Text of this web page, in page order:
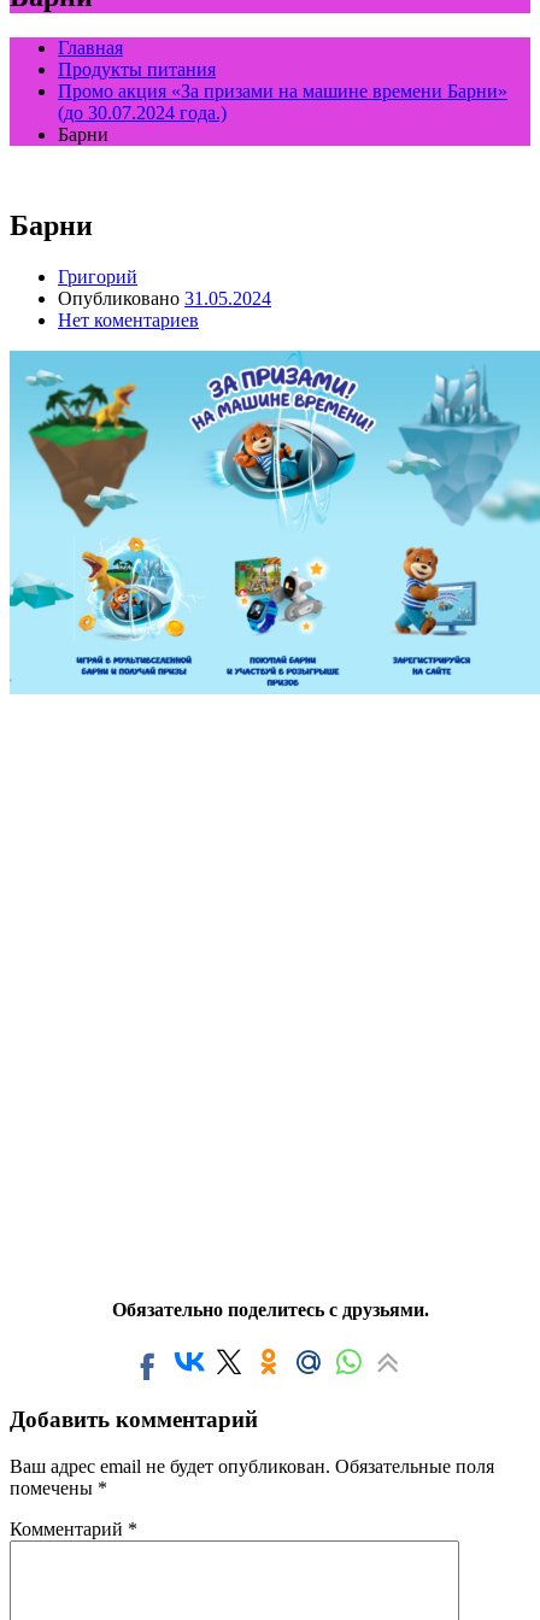
Главная
Продукты питания
Промо акция «За призами на машине времени Барни»
(до 30.07.2024 года.)
Барни
Барни
Григорий
Опубликовано 31.05.2024
Нет коментариев
Обязательно поделитесь с друзьями.
Добавить комментарий
Ваш адрес email не будет опубликован. Обязательные поля
помечены *
Комментарий *